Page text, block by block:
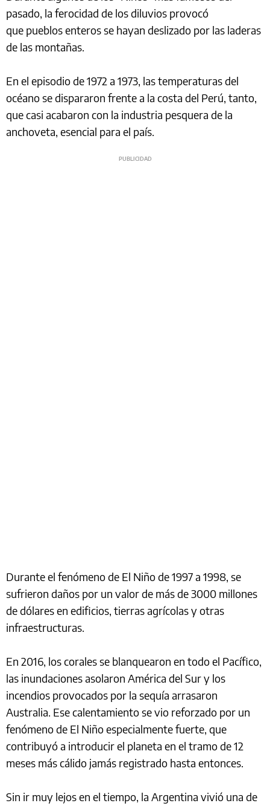
pasado, la ferocidad de los diluvios provocó
que pueblos enteros se hayan deslizado por las laderas
de las montañas.
En el episodio de 1972 a 1973, las temperaturas del
océano se dispararon frente a la costa del Perú, tanto,
que casi acabaron con la industria pesquera de la
anchoveta, esencial para el país.
Durante el fenómeno de El Niño de 1997 a 1998, se
sufrieron daños por un valor de más de 3000 millones
de dólares en edificios, tierras agrícolas y otras
infraestructuras.
En 2016, los corales se blanquearon en todo el Pacífico,
las inundaciones asolaron América del Sur y los
incendios provocados por la sequía arrasaron
Australia. Ese calentamiento se vio reforzado por un
fenómeno de El Niño especialmente fuerte, que
contribuyó a introducir el planeta en el tramo de 12
meses más cálido jamás registrado hasta entonces.
Sin ir muy lejos en el tiempo, la Argentina vivió una de